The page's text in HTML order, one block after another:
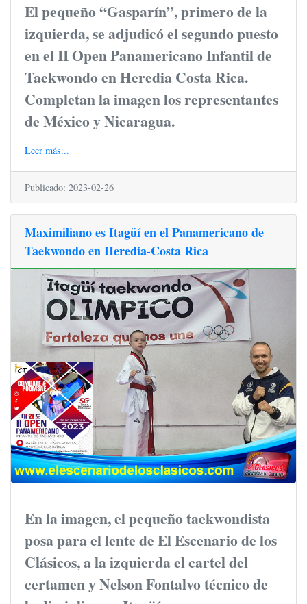
El pequeño “Gasparín”, primero de la
izquierda, se adjudicó el segundo puesto
en el II Open Panamericano Infantil de
Taekwondo en Heredia Costa Rica.
Completan la imagen los representantes
de México y Nicaragua.
Leer más...
Publicado: 2023-02-26
Maximiliano es Itagüí en el Panamericano de
Taekwondo en Heredia-Costa Rica
En la imagen, el pequeño taekwondista
posa para el lente de El Escenario de los
Clásicos, a la izquierda el cartel del
certamen y Nelson Fontalvo técnico de